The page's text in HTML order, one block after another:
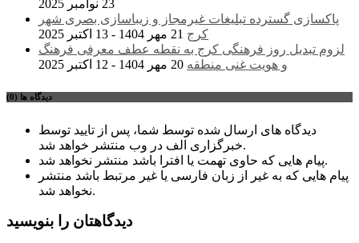
23 نوامبر 2025
پاکسازی گسترده تبلیغات غیرمجاز و زیباسازی بصری شهر
کرج 21 مهر 1404 - 13 اکتبر 2025
لزوم تبدیل روز فرهنگی کرج به نقطه عطف معرفی فرهنگ
و هویت غنی منطقه 20 مهر 1404 - 12 اکتبر 2025
دیدگاه ها (0)
دیدگاه های ارسال شده توسط شما، پس از تایید توسط
خبرگزاری الف در وب منتشر خواهد شد.
پیام هایی که حاوی تهمت یا افترا باشد منتشر نخواهد شد.
پیام هایی که به غیر از زبان فارسی یا غیر مرتبط باشد منتشر
نخواهد شد.
دیدگاهتان را بنویسید